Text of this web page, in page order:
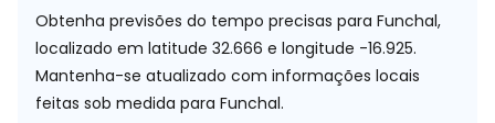
Obtenha previsões do tempo precisas para Funchal,
localizado em latitude 32.666 e longitude -16.925.
Mantenha-se atualizado com informações locais
feitas sob medida para Funchal.